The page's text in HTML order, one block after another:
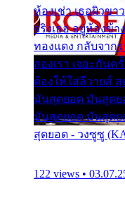
ห้องเช่า เธอผิวขา
จริงเธอ อยู่ห้องข้า
ทองแดง กลับจาก
สองเรา เจอะกันค
ต้องให้ใส่ลีวายส์
มันสุดยอด มันสุด
มันสุดยอด มันสุด
สุดยอด - วงซูซู
122 views •